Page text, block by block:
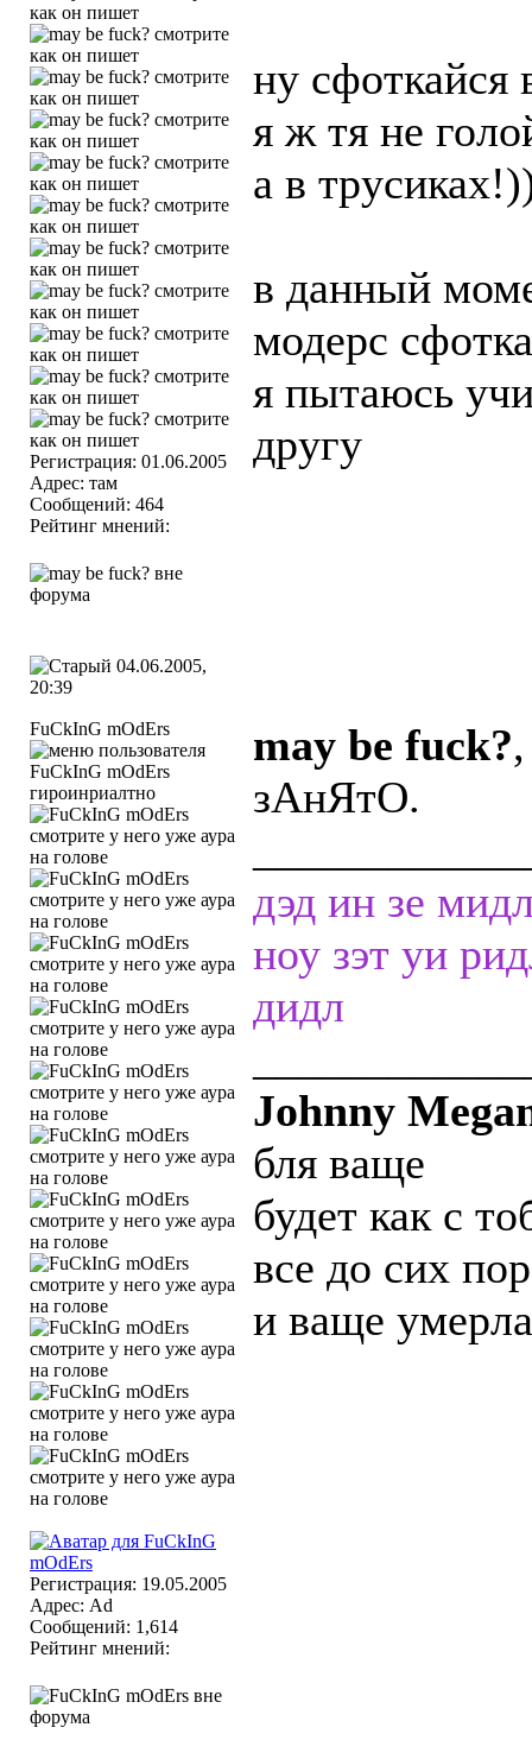
Регистрация: 01.06.2005
Адрес: там
Сообщений: 464
Рейтинг мнений:
ну сфоткайся
я ж тя не
а в
в данный
модерс
я пытаюсь
другу
04.06.2005,
20:39
FuCkInG mOdErs
гироинриалтно
Регистрация: 19.05.2005
Адрес: Ad
Сообщений: 1,614
Рейтинг мнений:
may be fuck?
зАнЯтО.
дэд ин зе
ноу зэт уи
дидл
Johnny
бля ваще
будет как с
все до сих
и ваще